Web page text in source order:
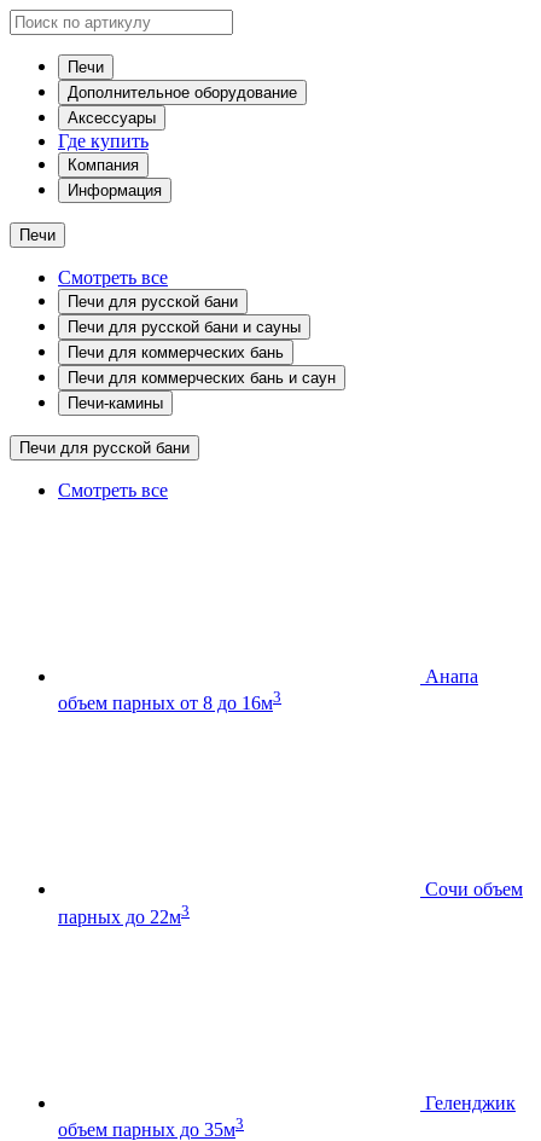
Печи
Дополнительное оборудование
Аксессуары
Где купить
Компания
Информация
Печи
Смотреть все
Печи для русской бани
Печи для русской бани и сауны
Печи для коммерческих бань
Печи для коммерческих бань и саун
Печи-камины
Печи для русской бани
Смотреть все
Анапа
объем парных от 8 до 16м3
Сочи объем
парных до 22м3
Геленджик
объем парных до 35м3